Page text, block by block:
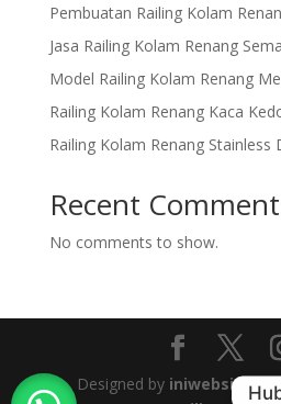
Pembuatan Railing Kolam
Jasa Railing Kolam Renang
Model Railing Kolam Renang
Railing Kolam Renang Kaca
Railing Kolam Renang Stainless
Recent
No comments to show.
Designed by iniwebsiteku|